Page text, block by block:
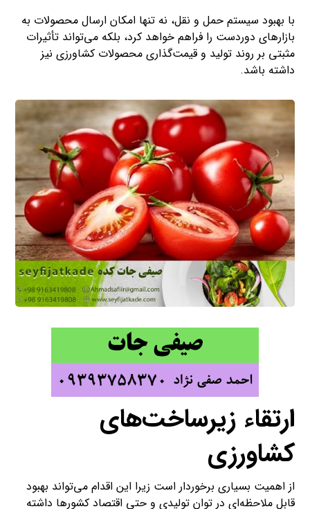
با بهبود سیستم حمل و نقل، نه تنها امکان ارسال محصولات به
بازارهای دوردست را فراهم خواهد کرد، بلکه می‌تواند تأثیرات
مثبتی بر روند تولید و قیمت‌گذاری محصولات کشاورزی نیز
داشته باشد.
ارتقاء زیرساخت‌های
کشاورزی
از اهمیت بسیاری برخوردار است زیرا این اقدام می‌تواند بهبود
قابل ملاحظه‌ای در توان تولیدی و حتی اقتصاد کشورها داشته